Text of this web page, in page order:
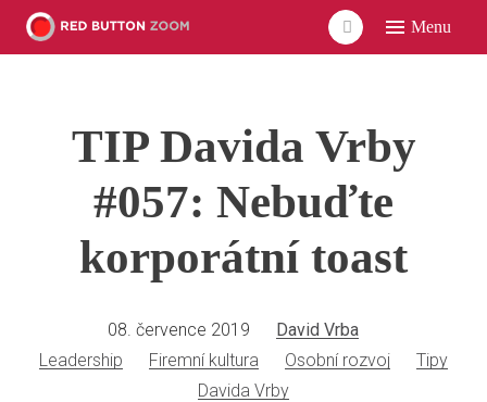
Menu
TIP Davida Vrby
#057: Nebuďte
korporátní toast
08. července 2019
David Vrba
Leadership
Firemní kultura Osobní rozvoj
Tipy
Davida Vrby